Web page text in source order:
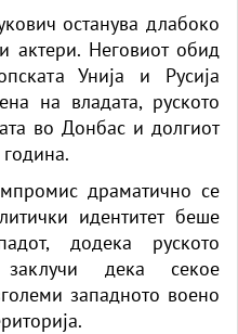
останува длабоко
актери. Неговиот обид
Унија и Русија
на владата, руското
во Донбас и долгиот
драматично се
идентитет беше
додека руското
дека секое
западното воено